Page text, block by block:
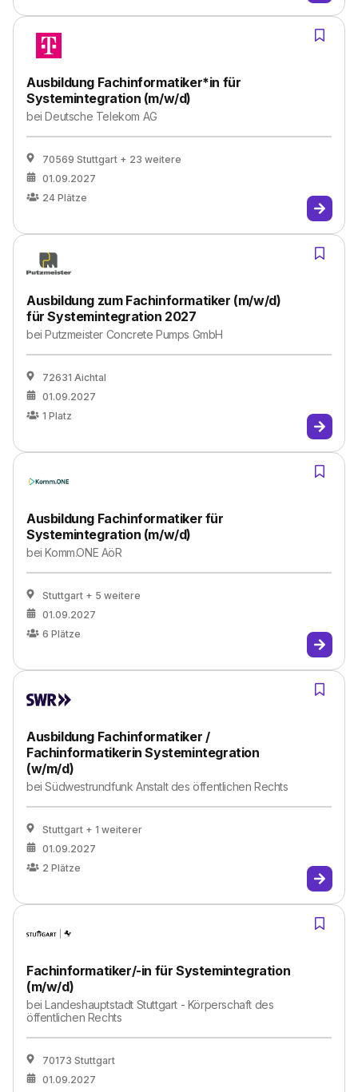
Ausbildung Fachinformatiker*in für
Systemintegration (m/w/d)
beiDeutsche Telekom AG
70569 Stuttgart + 23 weitere
01.09.2027
24 Plätze
Ausbildung zum Fachinformatiker (m/w/d)
für Systemintegration 2027
beiPutzmeister Concrete Pumps GmbH
72631 Aichtal
01.09.2027
1 Platz
Ausbildung Fachinformatiker für
Systemintegration (m/w/d)
beiKomm.ONE AöR
Stuttgart + 5 weitere
01.09.2027
6 Plätze
Ausbildung Fachinformatiker /
Fachinformatikerin Systemintegration
(w/m/d)
beiSüdwestrundfunk Anstalt des öffentlichen Rechts
Stuttgart + 1 weiterer
01.09.2027
2 Plätze
Fachinformatiker/-in für Systemintegration
(m/w/d)
beiLandeshauptstadt Stuttgart - Körperschaft des
öffentlichen Rechts
70173 Stuttgart
01.09.2027